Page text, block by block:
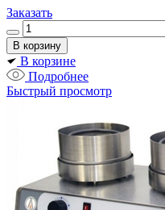
Заказать
В корзине
Подробнее
Быстрый просмотр